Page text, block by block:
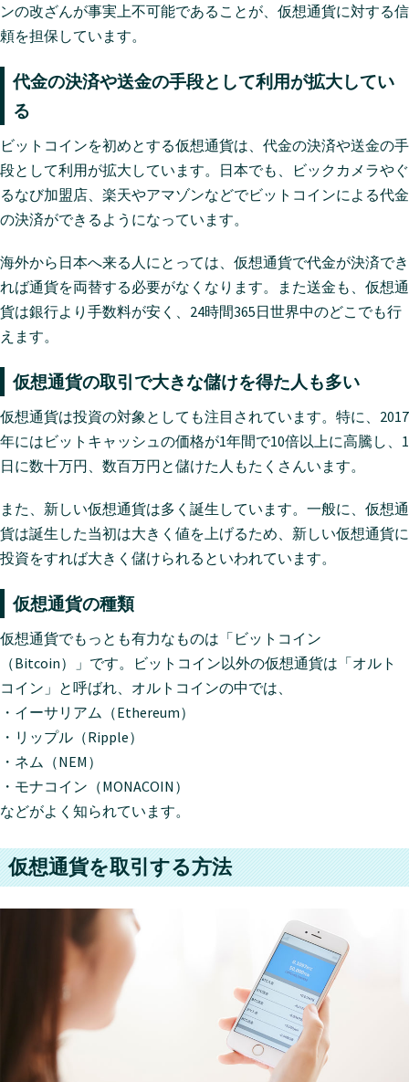
ンの改ざんが事実上不可能であることが、仮想通貨に対する信
頼を担保しています。
代金の決済や送金の手段として利用が拡大してい
る
ビットコインを初めとする仮想通貨は、代金の決済や送金の手
段として利用が拡大しています。日本でも、ビックカメラやぐ
るなび加盟店、楽天やアマゾンなどでビットコインによる代金
の決済ができるようになっています。
海外から日本へ来る人にとっては、仮想通貨で代金が決済でき
れば通貨を両替する必要がなくなります。また送金も、仮想通
貨は銀行より手数料が安く、24時間365日世界中のどこでも行
えます。
仮想通貨の取引で大きな儲けを得た人も多い
仮想通貨は投資の対象としても注目されています。特に、2017
年にはビットキャッシュの価格が1年間で10倍以上に高騰し、1
日に数十万円、数百万円と儲けた人もたくさんいます。
また、新しい仮想通貨は多く誕生しています。一般に、仮想通
貨は誕生した当初は大きく値を上げるため、新しい仮想通貨に
投資をすれば大きく儲けられるといわれています。
仮想通貨の種類
仮想通貨でもっとも有力なものは「ビットコイン
（Bitcoin）」です。ビットコイン以外の仮想通貨は「オルト
コイン」と呼ばれ、オルトコインの中では、
・イーサリアム（Ethereum）
・リップル（Ripple）
・ネム（NEM）
・モナコイン（MONACOIN）
などがよく知られています。
仮想通貨を取引する方法